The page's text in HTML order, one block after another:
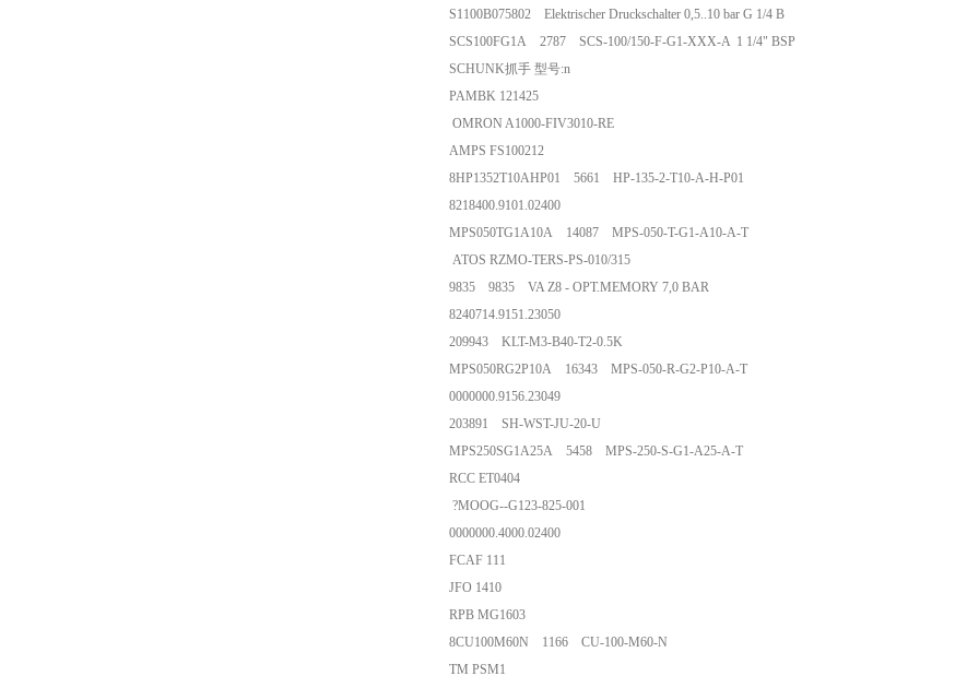
S1100B075802 Elektrischer Druckschalter 0,5..10 bar G 1/4 B
SCS100FG1A 2787 SCS-100/150-F-G1-XXX-A 1 1/4" BSP
SCHUNK抓手 型号:n
PAMBK 121425
OMRON A1000-FIV3010-RE
AMPS FS100212
8HP1352T10AHP01 5661 HP-135-2-T10-A-H-P01
8218400.9101.02400
MPS050TG1A10A 14087 MPS-050-T-G1-A10-A-T
ATOS RZMO-TERS-PS-010/315
9835 9835 VA Z8 - OPT.MEMORY 7,0 BAR
8240714.9151.23050
209943 KLT-M3-B40-T2-0.5K
MPS050RG2P10A 16343 MPS-050-R-G2-P10-A-T
0000000.9156.23049
203891 SH-WST-JU-20-U
MPS250SG1A25A 5458 MPS-250-S-G1-A25-A-T
RCC ET0404
?MOOG--G123-825-001
0000000.4000.02400
FCAF 111
JFO 1410
RPB MG1603
8CU100M60N 1166 CU-100-M60-N
TM PSM1